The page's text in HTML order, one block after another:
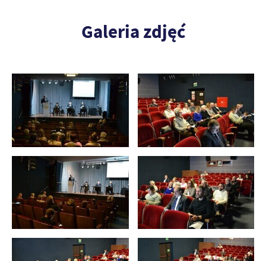
Galeria zdjęć